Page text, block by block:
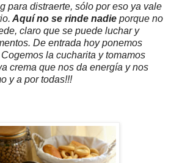
para distraerte, sólo por eso ya vale
Aquí no se rinde nadie porque no
claro que se puede luchar y
De entrada hoy ponemos
Cogemos la cucharita y tomamos
crema que nos da energía y nos
y a por todas!!!